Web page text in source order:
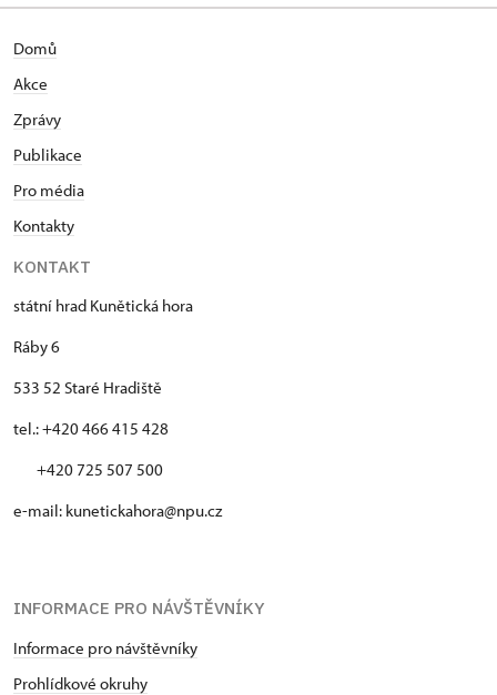
Domů
Akce
Zprávy
Publikace
Pro média
Kontakty
KONTAKT
státní hrad Kunětická hora
Ráby 6
533 52 Staré Hradiště
tel.: +420 466 415 428
+420 725 507 500
e-mail: kunetickahora@npu.cz
INFORMACE PRO NÁVŠTĚVNÍKY
Informace pro návštěvníky
Prohlídkové okruhy